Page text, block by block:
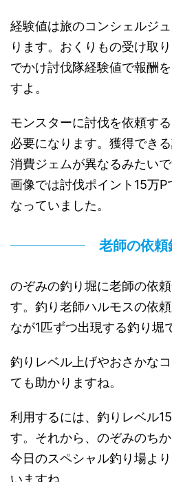
経験値は旅のコンシェルジ
ります。おくりもの受け取
でかけ討伐隊経験値で報酬
すよ。
モンスターに討伐を依頼す
必要になります。獲得でき
消費ジェムが異なるみたい
画像では討伐ポイント15万
なっていました。
老師の依頼
のぞみの釣り堀に老師の依
す。釣り老師ハルモスの依
なが1匹ずつ出現する釣り堀
釣りレベル上げやおさかな
ても助かりますね。
利用するには、釣りレベル
す。それから、のぞみのち
今日のスペシャル釣り場よ
いますね。